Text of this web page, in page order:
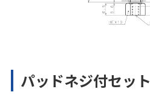
パッドネジ付セット